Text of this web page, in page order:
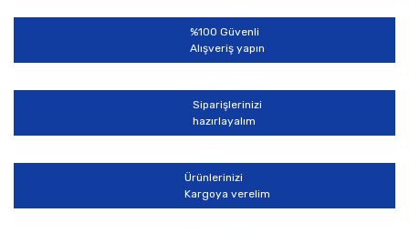
%100 Güvenli
Alışveriş yapın
Siparişlerinizi
hazırlayalım
Ürünlerinizi
Kargoya verelim